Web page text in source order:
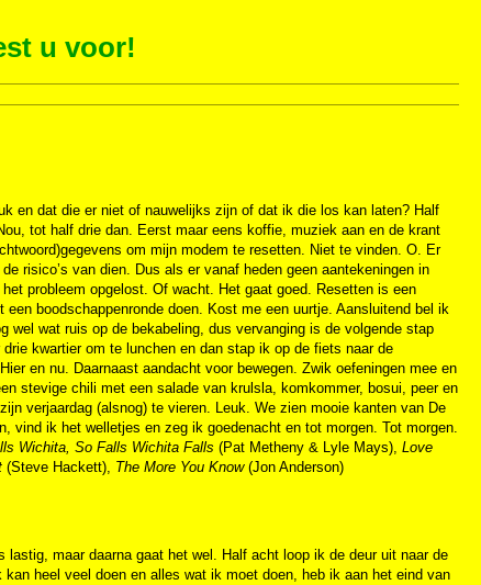
u voor!
en dat die er niet of nauwelijks zijn of dat ik die los kan laten? Half
tot half drie dan. Eerst maar eens koffie, muziek aan en de krant
om mijn modem te resetten. Niet te vinden. O. Er
risico’s van dien. Dus als er vanaf heden geen aantekeningen in
probleem opgelost. Of wacht. Het gaat goed. Resetten is een
boodschappenronde doen. Kost me een uurtje. Aansluitend bel ik
wel wat ruis op de bekabeling, dus vervanging is de volgende stap
kwartier om te lunchen en dan stap ik op de fiets naar de
en nu. Daarnaast aandacht voor bewegen. Zwik oefeningen mee en
stevige chili met een salade van krulsla, komkommer, bosui, peer en
verjaardag (alsnog) te vieren. Leuk. We zien mooie kanten van De
vind ik het welletjes en zeg ik goedenacht en tot morgen. Tot morgen.
Wichita, So Falls Wichita Falls (Pat Metheny & Lyle Mays), Love
(Steve Hackett), The More You Know(Jon Anderson)
maar daarna gaat het wel. Half acht loop ik de deur uit naar de
heel veel doen en alles wat ik moet doen, heb ik aan het eind van